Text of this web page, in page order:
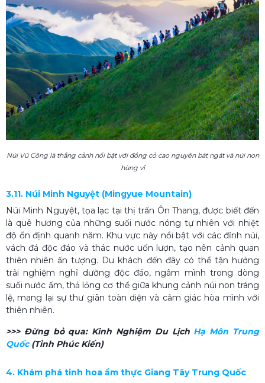
Núi Vũ Công là thắng cảnh nổi bật với đồng cỏ cao nguyên bát ngát và núi non
hùng vĩ
3.11. Núi Minh Nguyệt (Mingyue Mountain)
Núi Minh Nguyệt, tọa lạc tại thị trấn Ôn Thang, được biết đến
là quê hương của những suối nước nóng tự nhiên với nhiệt
độ ổn định quanh năm. Khu vực này nổi bật với các đỉnh núi,
vách đá độc đáo và thác nước uốn lượn, tạo nên cảnh quan
thiên nhiên ấn tượng. Du khách đến đây có thể tận hưởng
trải nghiệm nghỉ dưỡng độc đáo, ngâm mình trong dòng
suối nước ấm, thả lỏng cơ thể giữa khung cảnh núi non tráng
lệ, mang lại sự thư giãn toàn diện và cảm giác hòa mình với
thiên nhiên.
>>> Đừng bỏ qua: Kinh Nghiệm Du Lịch Hạ Môn Trung
Quốc​(Tỉnh Phúc Kiến)
4. Khám phá tinh hoa ẩm thực Giang Tây Trung Quốc